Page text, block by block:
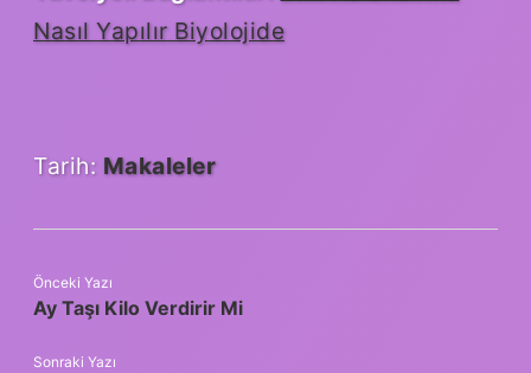
Nasıl Yapılır Biyolojide
Tarih: Makaleler
Önceki Yazı
Ay Taşı Kilo Verdirir Mi
Sonraki Yazı